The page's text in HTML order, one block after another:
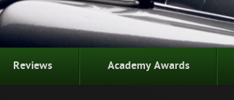
Reviews Academy Awards